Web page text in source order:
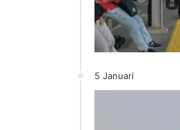
5 Januari